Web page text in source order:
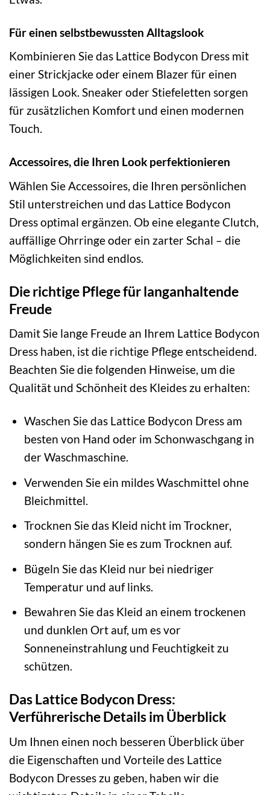
Für einen selbstbewussten Alltagslook
Kombinieren Sie das Lattice Bodycon Dress mit
einer Strickjacke oder einem Blazer für einen
lässigen Look. Sneaker oder Stiefeletten sorgen
für zusätzlichen Komfort und einen modernen
Touch.
Accessoires, die Ihren Look perfektionieren
Wählen Sie Accessoires, die Ihren persönlichen
Stil unterstreichen und das Lattice Bodycon
Dress optimal ergänzen. Ob eine elegante Clutch,
auffällige Ohrringe oder ein zarter Schal – die
Möglichkeiten sind endlos.
Die richtige Pflege für langanhaltende
Freude
Damit Sie lange Freude an Ihrem Lattice Bodycon
Dress haben, ist die richtige Pflege entscheidend.
Beachten Sie die folgenden Hinweise, um die
Qualität und Schönheit des Kleides zu erhalten:
Waschen Sie das Lattice Bodycon Dress am
besten von Hand oder im Schonwaschgang in
der Waschmaschine.
Verwenden Sie ein mildes Waschmittel ohne
Bleichmittel.
Trocknen Sie das Kleid nicht im Trockner,
sondern hängen Sie es zum Trocknen auf.
Bügeln Sie das Kleid nur bei niedriger
Temperatur und auf links.
Bewahren Sie das Kleid an einem trockenen
und dunklen Ort auf, um es vor
Sonneneinstrahlung und Feuchtigkeit zu
schützen.
Das Lattice Bodycon Dress:
Verführerische Details im Überblick
Um Ihnen einen noch besseren Überblick über
die Eigenschaften und Vorteile des Lattice
Bodycon Dresses zu geben, haben wir die